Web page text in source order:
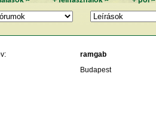
ramgab
Budapest